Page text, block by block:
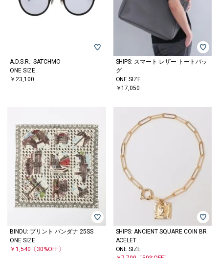
A.D.S.R.: SATCHMO
ONE SIZE
￥23,100
SHIPS: スマート レザー トートバッ
グ
ONE SIZE
￥17,050
BINDU: プリント バンダナ 25SS
ONE SIZE
￥1,540 〔30%OFF〕
SHIPS: ANCIENT SQUARE COIN BR
ACELET
ONE SIZE